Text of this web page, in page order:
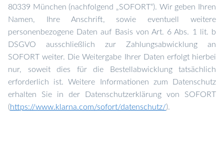
80339 München (nachfolgend „SOFORT“). Wir geben Ihren
Namen, Ihre Anschrift, sowie eventuell weitere
personenbezogene Daten auf Basis von Art. 6 Abs. 1 lit. b
DSGVO ausschließlich zur Zahlungsabwicklung an
SOFORT weiter. Die Weitergabe Ihrer Daten erfolgt hierbei
nur, soweit dies für die Bestellabwicklung tatsächlich
erforderlich ist. Weitere Informationen zum Datenschutz
erhalten Sie in der Datenschutzerklärung von SOFORT
(https://www.klarna.com/sofort/datenschutz/).